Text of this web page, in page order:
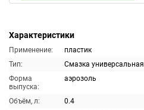
Характеристики
Применение:
пластик
Тип:
Смазка универсальная
Форма
выпуска:
аэрозоль
Объём, л:
0.4